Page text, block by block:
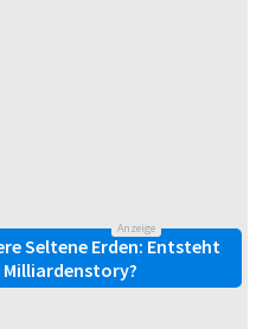
Anzeige
Seltene Erden: Entsteht